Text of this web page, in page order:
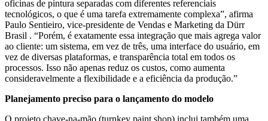
oficinas de pintura separadas com diferentes referenciais
tecnológicos, o que é uma tarefa extremamente complexa”, afirma
Paulo Sentieiro, vice-presidente de Vendas e Marketing da Dürr
Brasil . “Porém, é exatamente essa integração que mais agrega valor
ao cliente: um sistema, em vez de três, uma interface do usuário, em
vez de diversas plataformas, e transparência total em todos os
processos. Isso não apenas reduz os custos, como aumenta
consideravelmente a flexibilidade e a eficiência da produção.”
Planejamento preciso para o lançamento do modelo
O projeto chave-na-mão (turnkey paint shop) inclui também uma